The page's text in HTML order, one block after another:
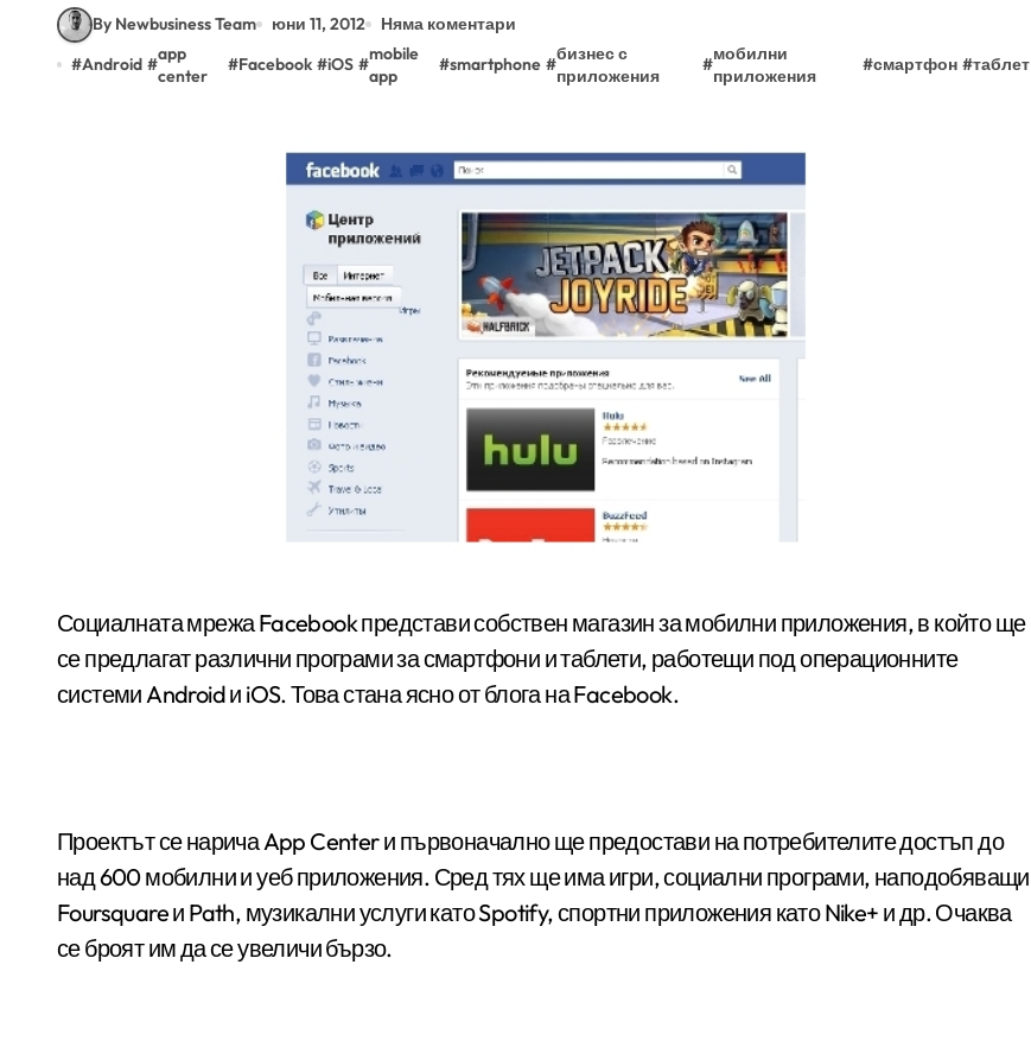
By Newbusiness Team юни 11, 2012
Няма коментари
#Android #
app
center
#Facebook #iOS #
mobile
app
#smartphone #
бизнес с
приложения
#
мобилни
приложения
#смартфон #таблет
Социалната мрежа Facebook представи собствен магазин за мобилни приложения, в който ще
се предлагат различни програми за смартфони и таблети, работещи под операционните
системи Android и iOS. Това стана ясно от блога на Facebook.
Проектът се нарича App Center и първоначално ще предостави на потребителите достъп до
над 600 мобилни и уеб приложения. Сред тях ще има игри, социални програми, наподобяващи
Foursquare и Path, музикални услуги като Spotify, спортни приложения като Nike+ и др. Очаква
се броят им да се увеличи бързо.